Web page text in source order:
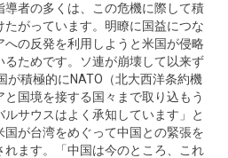
導者の多くは、この危機に際して積
がっています。明瞭に国益につな
の反発を利用しようと米国が侵略
ためです。ソ連が崩壊して以来ず
が積極的にNATO（北大西洋条約機
国境を接する国々まで取り込もう
サウスはよく承知しています」と
が台湾をめぐって中国との緊張を
ます。「中国は今のところ、これ